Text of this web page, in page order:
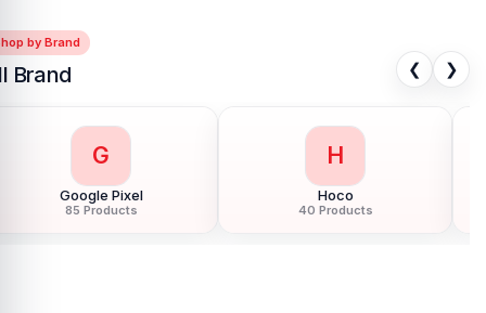
by Brand
Brand ❮ ❯
G
Google Pixel
85 Products
H
Hoco
40 Products